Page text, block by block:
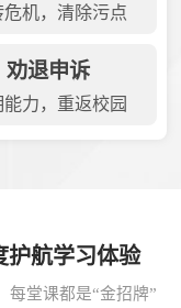
危机，清除污点
劝退申诉
能力，重返校园
护航学习体验
每堂课都是“金招牌”